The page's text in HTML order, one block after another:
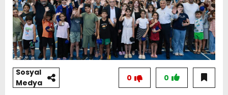
Sosyal
Medya
0
0